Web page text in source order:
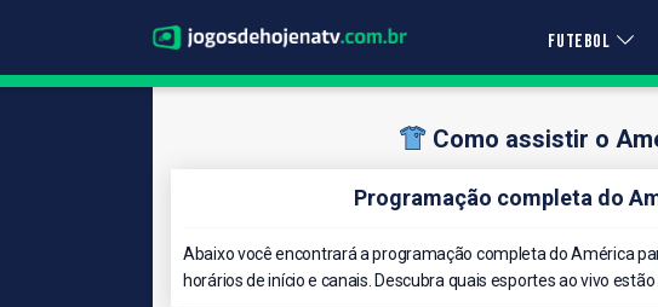
FUTEBOL
Como assistir o
Programação completa do
Abaixo você encontrará a programação completa do América
horários de início e canais. Descubra quais esportes ao vivo